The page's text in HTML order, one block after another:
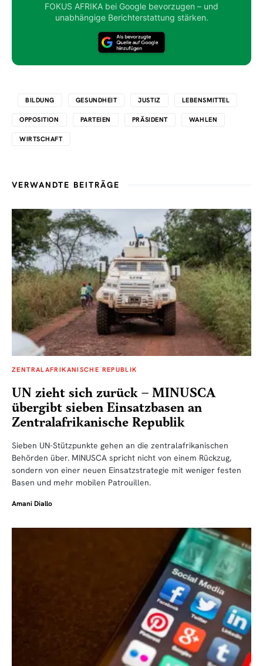
FOKUS AFRIKA bei Google bevorzugen – und
unabhängige Berichterstattung stärken.
BILDUNG GESUNDHEIT JUSTIZ LEBENSMITTEL
OPPOSITION PARTEIEN PRÄSIDENT WAHLEN
WIRTSCHAFT
VERWANDTE BEITRÄGE
ZENTRALAFRIKANISCHE REPUBLIK
UN zieht sich zurück – MINUSCA
übergibt sieben Einsatzbasen an
Zentralafrikanische Republik
Sieben UN-Stützpunkte gehen an die zentralafrikanischen
Behörden über. MINUSCA spricht nicht von einem Rückzug,
sondern von einer neuen Einsatzstrategie mit weniger festen
Basen und mehr mobilen Patrouillen.
Amani Diallo